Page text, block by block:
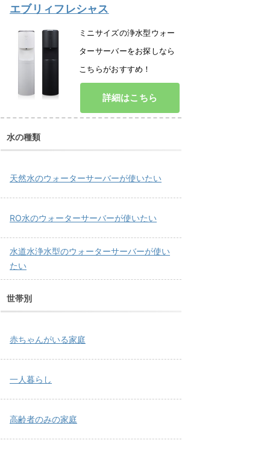
エブリィフレシャス
ミニサイズの浄水型ウォー
ターサーバーをお探しなら
こちらがおすすめ！
詳細はこちら
水の種類
天然水のウォーターサーバーが使いたい
RO水のウォーターサーバーが使いたい
水道水浄水型のウォーターサーバーが使い
たい
世帯別
赤ちゃんがいる家庭
一人暮らし
高齢者のみの家庭